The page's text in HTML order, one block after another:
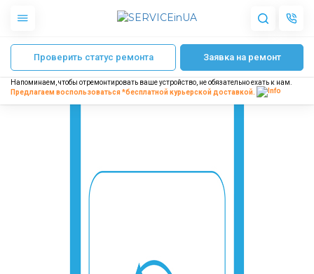
Apple
Гаджеты
Акустика
Проверить статус ремонта Заявка на ремонт
Напоминаем, чтобы отремонтировать ваше устройство, не обязательно ехать к нам.
Предлагаем воспользоваться *бесплатнойкурьерской доставкой.
Главная Ремонт iPad Pro 10.5 2017 (A1701, A1709, A1852)